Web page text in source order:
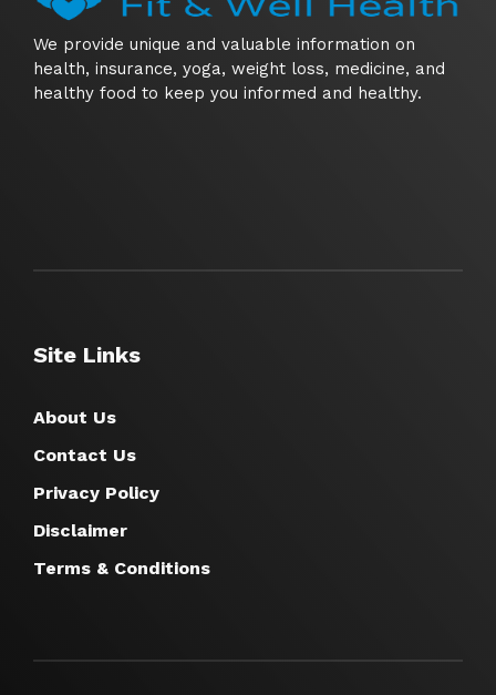
We provide unique and valuable information on
health, insurance, yoga, weight loss, medicine, and
healthy food to keep you informed and healthy.
Site Links
About Us
Contact Us
Privacy Policy
Disclaimer
Terms & Conditions